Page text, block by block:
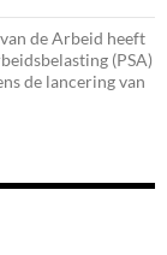
de Arbeid heeft
(PSA)
de lancering van